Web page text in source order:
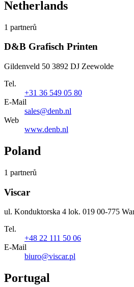
Netherlands
1 partnerů
D&B Grafisch Printen
Gildenveld 50 3892 DJ Zeewolde
Tel.
+31 36 549 05 80
E-Mail
sales@denb.nl
Web
www.denb.nl
Poland
1 partnerů
Viscar
ul. Konduktorska 4 lok. 019 00-775
Tel.
+48 22 111 50 06
E-Mail
biuro@viscar.pl
Portugal